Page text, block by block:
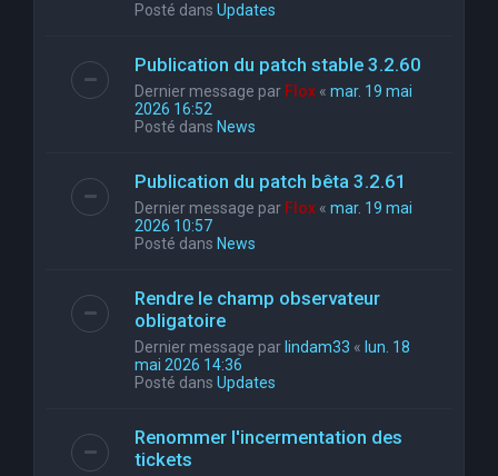
Posté dans Updates
Publication du patch stable 3.2.60
Dernier message par Flox « mar. 19 mai
2026 16:52
Posté dans News
Publication du patch bêta 3.2.61
Dernier message par Flox « mar. 19 mai
2026 10:57
Posté dans News
Rendre le champ observateur
obligatoire
Dernier message par lindam33 « lun. 18
mai 2026 14:36
Posté dans Updates
Renommer l'incermentation des
tickets